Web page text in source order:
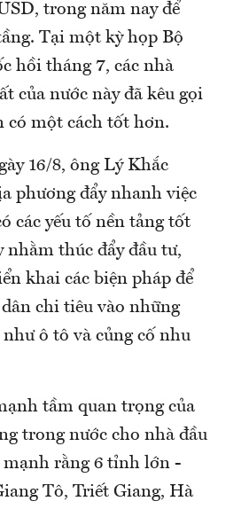
trong năm nay để
Tại một kỳ họp Bộ
hồi tháng 7, các nhà
của nước này đã kêu gọi
có một cách tốt hơn.
16/8, ông Lý Khắc
phương đẩy nhanh việc
các yếu tố nền tảng tốt
nhằm thúc đẩy đầu tư,
khai các biện pháp để
chi tiêu vào những
ô tô và củng cố nhu
tầm quan trọng của
trong nước cho nhà đầu
rằng 6 tỉnh lớn -
Tô, Triết Giang, Hà